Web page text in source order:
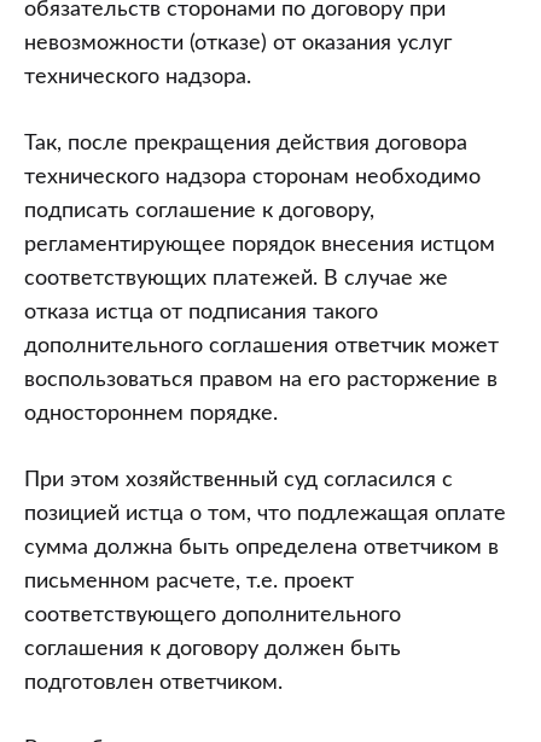
обязательств сторонами по договору при
невозможности (отказе) от оказания услуг
технического надзора.
Так, после прекращения действия договора
технического надзора сторонам необходимо
подписать соглашение к договору,
регламентирующее порядок внесения истцом
соответствующих платежей. В случае же
отказа истца от подписания такого
дополнительного соглашения ответчик может
воспользоваться правом на его расторжение в
одностороннем порядке.
При этом хозяйственный суд согласился с
позицией истца о том, что подлежащая оплате
сумма должна быть определена ответчиком в
письменном расчете, т.е. проект
соответствующего дополнительного
соглашения к договору должен быть
подготовлен ответчиком.